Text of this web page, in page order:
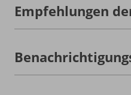
Empfehlungen